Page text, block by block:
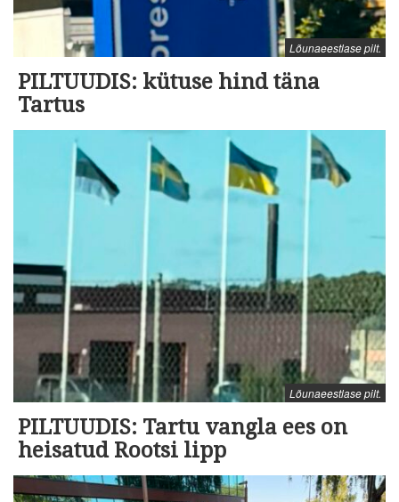
Lõunaeestlase pilt.
PILTUUDIS: kütuse hind täna
Tartus
Lõunaeestlase pilt.
PILTUUDIS: Tartu vangla ees on
heisatud Rootsi lipp